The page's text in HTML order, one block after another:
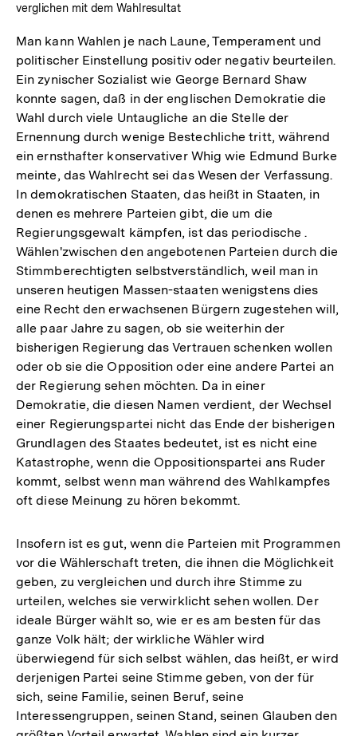
verglichen mit dem Wahlresultat
Man kann Wahlen je nach Laune, Temperament und
politischer Einstellung positiv oder negativ beurteilen.
Ein zynischer Sozialist wie George Bernard Shaw
konnte sagen, daß in der englischen Demokratie die
Wahl durch viele Untaugliche an die Stelle der
Ernennung durch wenige Bestechliche tritt, während
ein ernsthafter konservativer Whig wie Edmund Burke
meinte, das Wahlrecht sei das Wesen der Verfassung.
In demokratischen Staaten, das heißt in Staaten, in
denen es mehrere Parteien gibt, die um die
Regierungsgewalt kämpfen, ist das periodische .
Wählen'zwischen den angebotenen Parteien durch die
Stimmberechtigten selbstverständlich, weil man in
unseren heutigen Massen-staaten wenigstens dies
eine Recht den erwachsenen Bürgern zugestehen will,
alle paar Jahre zu sagen, ob sie weiterhin der
bisherigen Regierung das Vertrauen schenken wollen
oder ob sie die Opposition oder eine andere Partei an
der Regierung sehen möchten. Da in einer
Demokratie, die diesen Namen verdient, der Wechsel
einer Regierungspartei nicht das Ende der bisherigen
Grundlagen des Staates bedeutet, ist es nicht eine
Katastrophe, wenn die Oppositionspartei ans Ruder
kommt, selbst wenn man während des Wahlkampfes
oft diese Meinung zu hören bekommt.
Insofern ist es gut, wenn die Parteien mit Programmen
vor die Wählerschaft treten, die ihnen die Möglichkeit
geben, zu vergleichen und durch ihre Stimme zu
urteilen, welches sie verwirklicht sehen wollen. Der
ideale Bürger wählt so, wie er es am besten für das
ganze Volk hält; der wirkliche Wähler wird
überwiegend für sich selbst wählen, das heißt, er wird
derjenigen Partei seine Stimme geben, von der für
sich, seine Familie, seinen Beruf, seine
Interessengruppen, seinen Stand, seinen Glauben den